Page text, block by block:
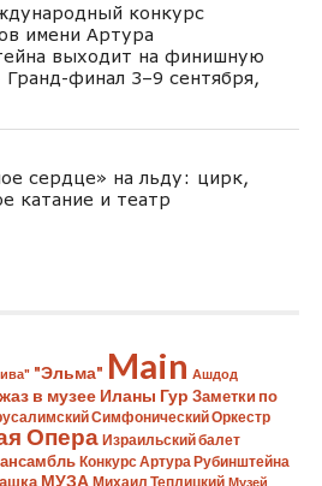
конкурс
имени Артура
выходит на финишную
финал 3–9 сентября,
сердце» на льду: цирк,
катание и театр
"Эльма" Main Ашдод
в музее Иланы Гур Заметки по
Симфонический Оркестр
Опера Израильский балет
Конкурс Артура Рубинштейна
МУЗА Михаил Теплицкий Музей